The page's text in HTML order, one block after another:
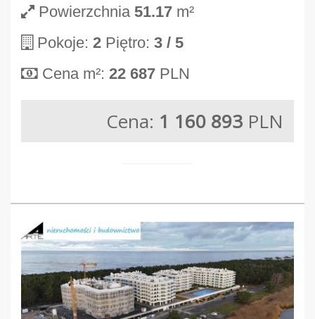
Powierzchnia 51.17 m²
Pokoje: 2 Piętro: 3 / 5
Cena m²: 22 687 PLN
Cena: 1 160 893 PLN